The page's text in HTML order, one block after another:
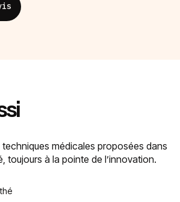
techniques médicales proposées dans
toujours à la pointe de l’innovation.